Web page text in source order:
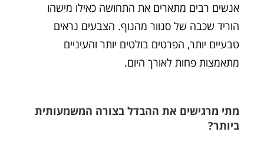
אנשים רבים מתארים את התחושה כאילו מישהו
הוריד שכבה של סנוור מהנוף. הצבעים נראים
טבעיים יותר, הפרטים בולטים יותר והעיניים
מתאמצות פחות לאורך היום.
מתי מרגישים את ההבדל בצורה המשמעותית
ביותר?